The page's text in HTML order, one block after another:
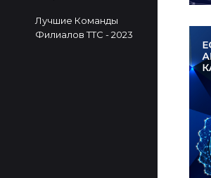
Лучшие Команды
Филиалов ТТС - 2023